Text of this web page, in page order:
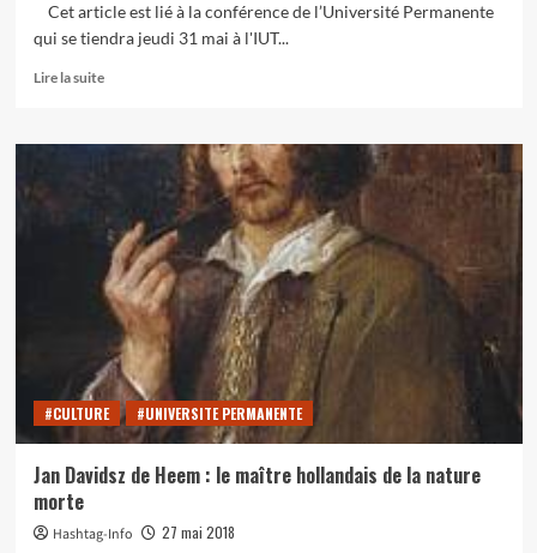
Cet article est lié à la conférence de l’Université Permanente
qui se tiendra jeudi 31 mai à l'IUT...
Lire la suiteEn
sur
incontournables
la
nature
morte
#CULTURE #UNIVERSITE PERMANENTE
Jan Davidsz de Heem : le maître hollandais de la nature
morte
Hashtag-Info
27 mai 2018